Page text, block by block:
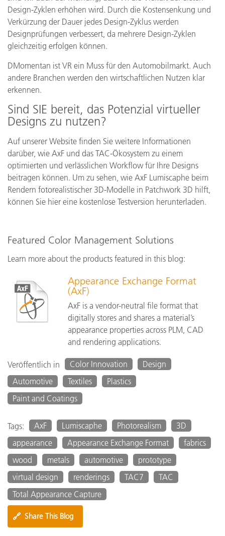
Design-Zyklen erhöhen wird. Durch die Kostensenkung und
Verkürzung der Dauer jedes Design-Zyklus werden
Designprüfungen verbessert, da mehrere Design-Zyklen
gleichzeitig erfolgen können.
DMomentan ist VR ein Muss für den Automobilmarkt. Auch
andere Branchen werden den wirtschaftlichen Nutzen klar
erkennen.
Sind SIE bereit, das Potenzial virtueller
Designs zu nutzen?
Auf unserer Website finden Sie weitere Informationen
darüber, wie AxF und das TAC-Ökosystem zu einem
optimierten und verlässlichen Workflow für Ihre Designs
beitragen können. Um zu sehen, wie AxF Lumiscaphe beim
Rendern fotorealistischer 3D-Modelle in Patchwork 3D hilft,
können Sie hier eine kostenlose Testversion herunterladen.
Featured Color Management Solutions
Learn more about the products featured in this blog:
Appearance Exchange Format
(AxF)
AxF is a vendor-neutral file format that
digitally stores and shares a material’s
appearance properties across PLM, CAD
and rendering applications.
Veröffentlich in Color Innovation
Design
Automotive
Textiles
Plastics
Paint and Coatings
Tags: AxF Lumiscaphe Photorealism
3D
appearance
Appearance Exchange Format
fabrics
wood
metals automotive
prototype
virtual design
renderings TAC7
TAC
Total Appearance Capture
🔗 Share This Blog